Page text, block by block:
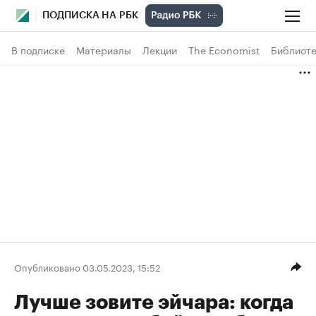
ПОДПИСКА НА РБК
В подписке Материалы Лекции The Economist
Опубликовано 03.05.2023, 15:52
Лучше зовите эйчара: когда